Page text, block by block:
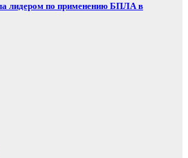
лидером по применению БПЛА в